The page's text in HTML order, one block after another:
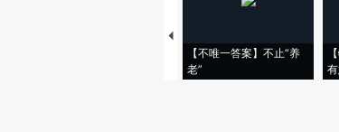
【不唯一答案】不止“养
老”